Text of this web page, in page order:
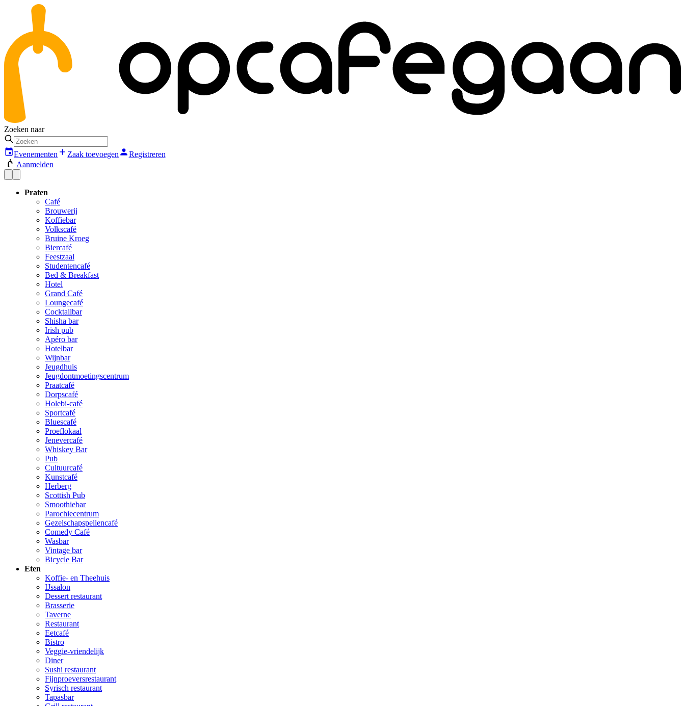
Zoeken naar
Evenementen Zaak toevoegen
Registreren
Aanmelden
Praten
Café
Brouwerij
Koffiebar
Volkscafé
Bruine Kroeg
Biercafé
Feestzaal
Studentencafé
Bed & Breakfast
Hotel
Grand Café
Loungecafé
Cocktailbar
Shisha bar
Irish pub
Apéro bar
Hotelbar
Wijnbar
Jeugdhuis
Jeugdontmoetingscentrum
Praatcafé
Dorpscafé
Holebi-café
Sportcafé
Bluescafé
Proeflokaal
Jenevercafé
Whiskey Bar
Pub
Cultuurcafé
Kunstcafé
Herberg
Scottish Pub
Smoothiebar
Parochiecentrum
Gezelschapspellencafé
Comedy Café
Wasbar
Vintage bar
Bicycle Bar
Eten
Koffie- en Theehuis
IJssalon
Dessert restaurant
Brasserie
Taverne
Restaurant
Eetcafé
Bistro
Veggie-vriendelijk
Diner
Sushi restaurant
Fijnproeversrestaurant
Syrisch restaurant
Tapasbar